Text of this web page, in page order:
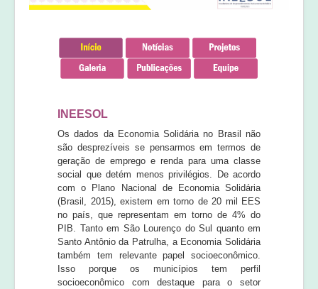
Equipe
INEESOL
Os dados da Economia Solidária no Brasil não
são desprezíveis se pensarmos em termos de
geração de emprego e renda para uma classe
social que detém menos privilégios. De acordo
com o Plano Nacional de Economia Solidária
(Brasil, 2015), existem em torno de 20 mil EES
no país, que representam em torno de 4% do
PIB. Tanto em São Lourenço do Sul quanto em
Santo Antônio da Patrulha, a Economia Solidária
também tem relevante papel socioeconômico.
Isso porque os municípios tem perfil
socioeconômico com destaque para o setor